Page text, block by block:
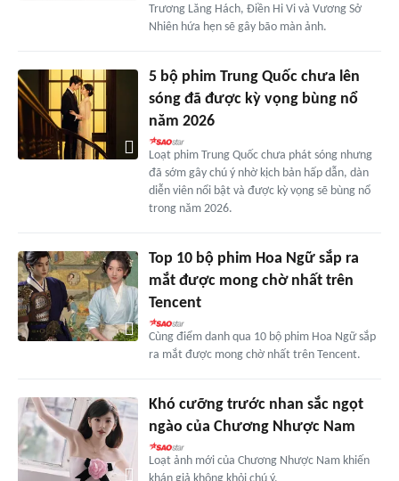
Trương Lăng Hách, Điền Hi Vi và Vương Sở
Nhiên hứa hẹn sẽ gây bão màn ảnh.
5 bộ phim Trung Quốc chưa lên
sóng đã được kỳ vọng bùng nổ
năm 2026
Loạt phim Trung Quốc chưa phát sóng nhưng
đã sớm gây chú ý nhờ kịch bản hấp dẫn, dàn
diễn viên nổi bật và được kỳ vọng sẽ bùng nổ
trong năm 2026.
Top 10 bộ phim Hoa Ngữ sắp ra
mắt được mong chờ nhất trên
Tencent
Cùng điểm danh qua 10 bộ phim Hoa Ngữ sắp
ra mắt được mong chờ nhất trên Tencent.
Khó cưỡng trước nhan sắc ngọt
ngào của Chương Nhược Nam
Loạt ảnh mới của Chương Nhược Nam khiến